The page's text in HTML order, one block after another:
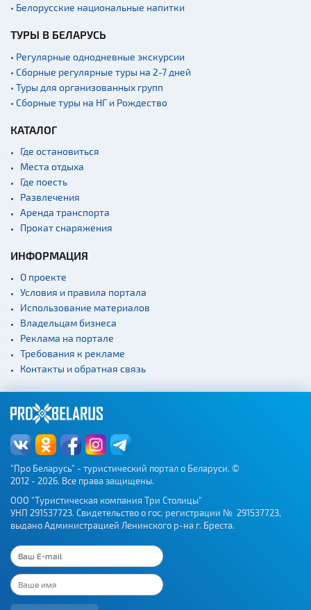
• Белорусские национальные напитки
ТУРЫ В БЕЛАРУСЬ
• Регулярные однодневные экскурсии
• Сборные регулярные туры на 2-7 дней
• Туры для организованных групп
• Сборные туры на НГ и Рождество
КАТАЛОГ
Где остановиться
Места отдыха
Где поесть
Развлечения
Аренда транспорта
Прокат снаряжения
ИНФОРМАЦИЯ
О проекте
Условия и правила портала
Использование материалов
Владельцам бизнеса
Реклама на портале
Требования к рекламе
Контакты и обратная связь
"Про Беларусь" - туристический портал о Беларуси. ©
2012 - 2026. Все права защищены.
ООО "Туристическая компания Три Столицы"
УНП 291537723. Свидетельство о гос. регистрации № 291537723,
выдано Администрацией Ленинского р-на г. Бреста.